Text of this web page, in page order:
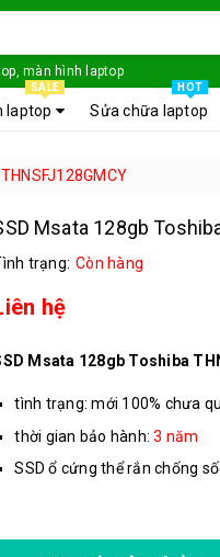
màn hình laptop
laptop
SALE
Sửa chữa laptop
HOT
Msata 128gb
trạng: Còn hàng
hệ
Msata 128gb Toshiba
tình trạng: mới 100% chưa
thời gian bảo hành:3 năm
SSD ổ cứng thể rắn chống